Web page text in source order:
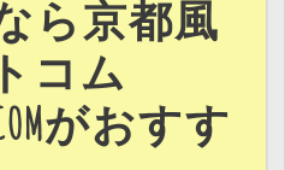
ら京都風
コム
がおすす